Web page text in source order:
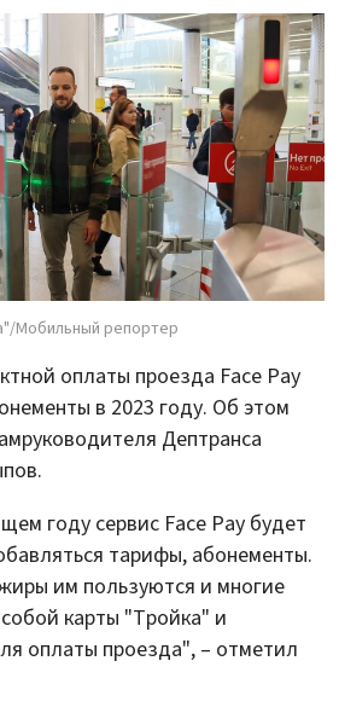
Мобильный репортер
оплаты проезда Face Pay
в 2023 году. Об этом
Дептранса
году сервис Face Pay будет
тарифы, абонементы.
им пользуются и многие
карты "Тройка" и
оплаты проезда", – отметил